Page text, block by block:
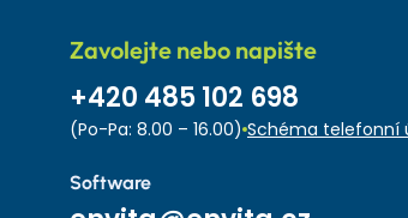
Zavolejte nebo napište
+420 485 102 698
(Po-Pa: 8.00 – 16.00) Schéma telefonní
Software